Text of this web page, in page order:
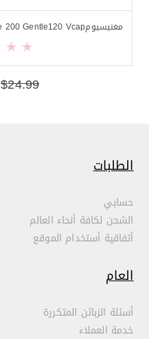
مغنيسيومCanPrev Magnesium Bis-Glycinate 200 Gentle120 Vcap
$24.99
الطلبات
حسابي
الشحن لكافة أنحاء العالم
أتفاقية أستخدام الموقع
العام
أسئلة الزبائن المتكررة
خدمة العملاء